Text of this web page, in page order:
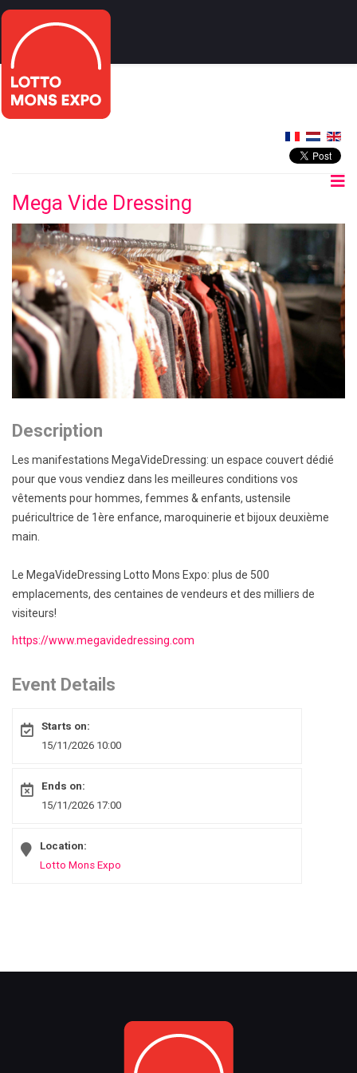
Mega Vide Dressing
Description
Les manifestations MegaVideDressing: un espace couvert dédié
pour que vous vendiez dans les meilleures conditions vos
vêtements pour hommes, femmes & enfants, ustensile
puéricultrice de 1ère enfance, maroquinerie et bijoux deuxième
main.
Le MegaVideDressing Lotto Mons Expo: plus de 500
emplacements, des centaines de vendeurs et des milliers de
visiteurs!
https://www.megavidedressing.com
Event Details
Starts on:
15/11/2026 10:00
Ends on:
15/11/2026 17:00
Location:
Lotto Mons Expo